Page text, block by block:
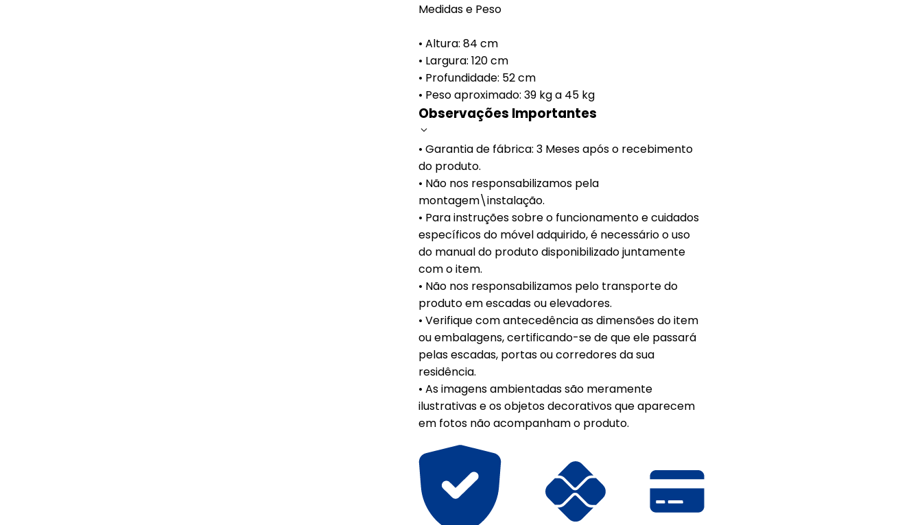
Medidas e Peso
• Altura: 84 cm
• Largura: 120 cm
• Profundidade: 52 cm
• Peso aproximado: 39 kg a 45 kg
Observações Importantes
• Garantia de fábrica: 3 Meses após o recebimento
do produto.
• Não nos responsabilizamos pela
montagem\instalação.
• Para instruções sobre o funcionamento e cuidados
específicos do móvel adquirido, é necessário o uso
do manual do produto disponibilizado juntamente
com o item.
• Não nos responsabilizamos pelo transporte do
produto em escadas ou elevadores.
• Verifique com antecedência as dimensões do item
ou embalagens, certificando-se de que ele passará
pelas escadas, portas ou corredores da sua
residência.
• As imagens ambientadas são meramente
ilustrativas e os objetos decorativos que aparecem
em fotos não acompanham o produto.